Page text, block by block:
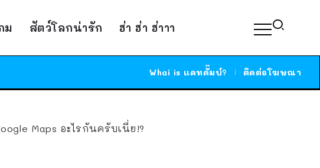
ม สัตว์โลกน่ารัก ฮ่า ฮ่า ฮ่าาา
Whai is แคทดั๊มบ์? ติดต่อโฆษณา
Maps อะไรกันครับเนี่ย!?